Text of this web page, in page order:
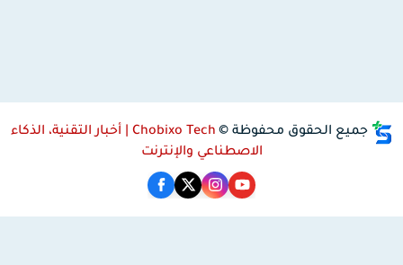
جميع الحقوق محفوظة ©
Chobixo Tech | أخبار التقنية، الذكاء
الاصطناعي والإنترنت